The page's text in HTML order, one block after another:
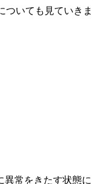
ついても見ていきま
異常をきたす状態に